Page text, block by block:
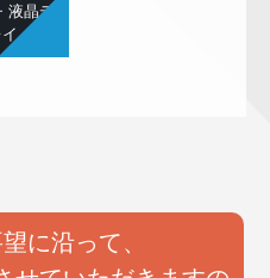
液晶デ
イ
に沿って、